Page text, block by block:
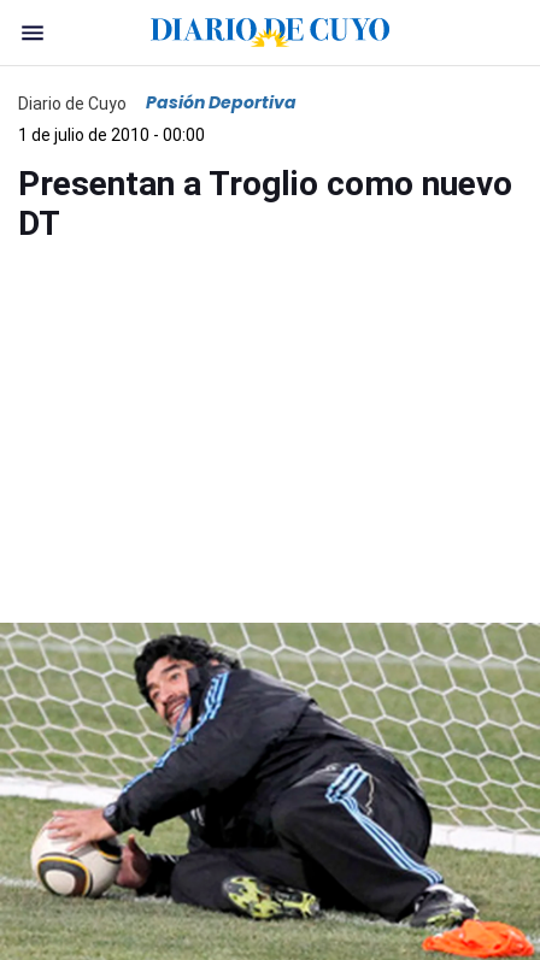
Diario de Cuyo Pasión Deportiva
1 de julio de 2010 - 00:00
Presentan a Troglio como nuevo
DT